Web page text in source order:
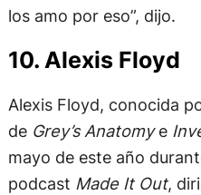
los amo por eso”, dijo.
10. Alexis Floyd
Alexis Floyd, conocida
de Grey’s Anatomye
mayo de este año
podcast Made It Out,